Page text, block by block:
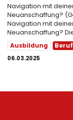
Navigation mit
Neuanschaffung?
Navigation mit
Neuanschaffung?
Ausbildung Beruf
06.03.2025